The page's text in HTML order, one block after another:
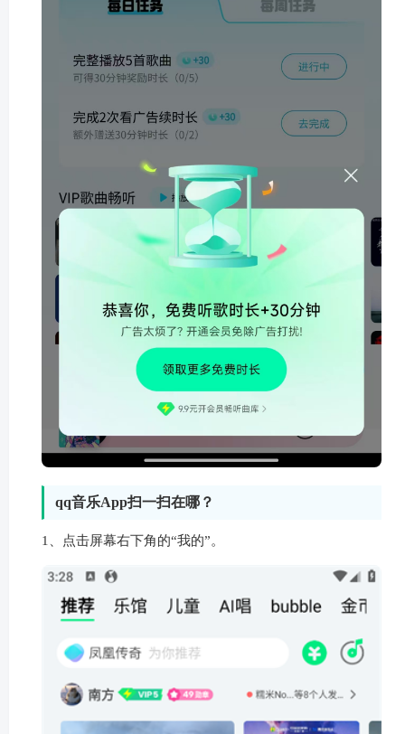
qq音乐App扫一扫在哪？
1、点击屏幕右下角的“我的”。